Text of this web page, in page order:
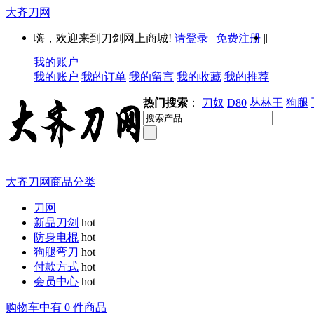
大齐刀网
嗨，欢迎来到刀剑网上商城! 请登录 | 免费注册 ||
我的账户
我的账户 我的订单 我的留言 我的收藏 我的推荐
热门搜索 ： 刀奴 D80 丛林王 狗腿
大齐刀网商品分类
刀网
新品刀剑 hot
防身电棍 hot
狗腿弯刀 hot
付款方式 hot
会员中心 hot
购物车中有 0 件商品